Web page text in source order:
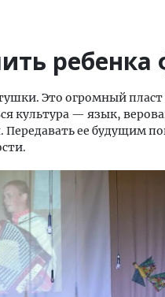
Это огромный пласт
культура — язык,
Передавать ее будущим